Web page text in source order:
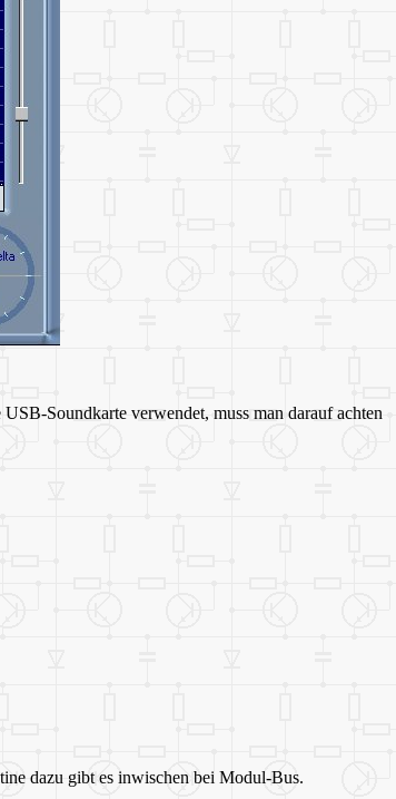
Soundkarte verwendet, muss man darauf achten
dazu gibt es inwischen bei Modul-Bus.